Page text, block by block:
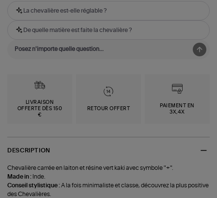
La chevalière est-elle réglable ?
De quelle matière est faite la chevalière ?
LIVRAISON
OFFERTE DÈS 150
€
RETOUR OFFERT
PAIEMENT EN
3X,4X
DESCRIPTION
Chevalière carrée en laiton et résine vert kaki avec symbole "+".
Made in : Inde.
Conseil stylistique :A la fois minimaliste et classe, découvrez la plus positive
des Chevalières.